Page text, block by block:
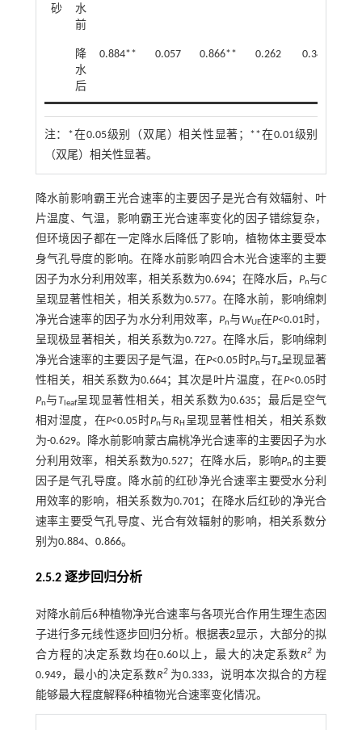
砂
水
前
降
水
后
0.884** 0.057 0.866** 0.262 0.348
注： *在0.05级别（双尾）相关性显著；**在0.01级别
（双尾）相关性显著。
降水前影响霸王光合速率的主要因子是光合有效辐射、叶
片温度、气温，影响霸王光合速率变化的因子错综复杂，
但环境因子都在一定降水后降低了影响，植物体主要受本
身气孔导度的影响。在降水前影响四合木光合速率的主要
因子为水分利用效率，相关系数为0.694；在降水后，Pn与C
呈现显著性相关，相关系数为0.577。在降水前，影响绵刺
净光合速率的因子为水分利用效率，Pn与WUE在P<0.01时，
呈现极显著相关，相关系数为0.727。在降水后，影响绵刺
净光合速率的主要因子是气温，在P<0.05时Pn与Ta呈现显著
性相关，相关系数为0.664；其次是叶片温度，在P<0.05时
Pn与T leaf呈现显著性相关，相关系数为0.635；最后是空气
相对湿度，在P<0.05时Pn与RH 呈现显著性相关，相关系数
为-0.629。降水前影响蒙古扁桃净光合速率的主要因子为水
分利用效率，相关系数为0.527；在降水后，影响Pn 的主要
因子是气孔导度。降水前的红砂净光合速率主要受水分利
用效率的影响，相关系数为0.701；在降水后红砂的净光合
速率主要受气孔导度、光合有效辐射的影响，相关系数分
别为0.884、0.866。
2.5.2 逐步回归分析
对降水前后6种植物净光合速率与各项光合作用生理生态因
子进行多元线性逐步回归分析。根据表2显示，大部分的拟
合方程的决定系数均在0.60以上，最大的决定系数R2 为
0.949，最小的决定系数R2 为0.333，说明本次拟合的方程
能够最大程度解释6种植物光合速率变化情况。